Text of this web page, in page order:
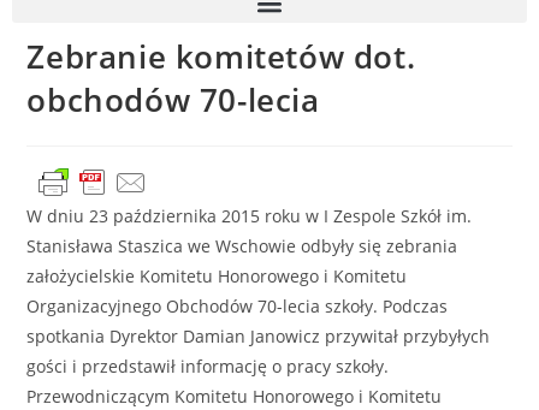
Zebranie komitetów dot.
obchodów 70-lecia
W dniu 23 października 2015 roku w I Zespole Szkół im.
Stanisława Staszica we Wschowie odbyły się zebrania
założycielskie Komitetu Honorowego i Komitetu
Organizacyjnego Obchodów 70-lecia szkoły. Podczas
spotkania Dyrektor Damian Janowicz przywitał przybyłych
gości i przedstawił informację o pracy szkoły.
Przewodniczącym Komitetu Honorowego i Komitetu